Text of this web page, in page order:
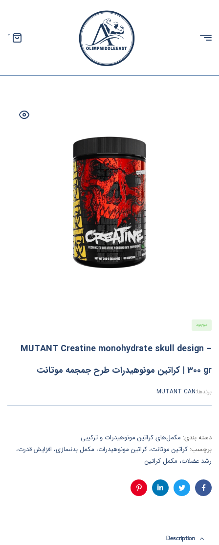
الیمپ
0
موجود
MUTANT Creatine monohydrate skull design –
300 gr | کراتین مونوهیدرات طرح جمجمه موتانت
برندها:MUTANT CAN
دسته بندی: مکمل‌های کراتین مونوهیدرات و ترکیبی
برچسب: کراتین موتانت، کراتین مونوهیدرات، مکمل بدنسازی، افزایش قدرت،
رشد عضلات، مکمل کراتین
فیس
توئیتر لینکدینپینترست
Description